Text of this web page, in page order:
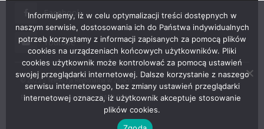
Facebook
Youtube
© 2022 – Telewizja Regionalna w Żarach
Projektowanie stron WWW –RAGACOM
Informujemy, iż w celu optymalizacji treści dostępnych w
naszym serwisie, dostosowania ich do Państwa indywidualnych
potrzeb korzystamy z informacji zapisanych za pomocą plików
cookies na urządzeniach końcowych użytkowników. Pliki
cookies użytkownik może kontrolować za pomocą ustawień
swojej przeglądarki internetowej. Dalsze korzystanie z naszego
serwisu internetowego, bez zmiany ustawień przeglądarki
internetowej oznacza, iż użytkownik akceptuje stosowanie
plików cookies.